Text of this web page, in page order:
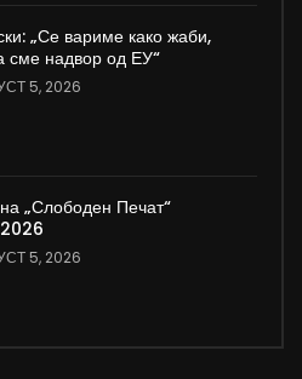
„Се вариме како жаби,
сме надвор од ЕУ“
5, 2026
„Слободен Печат“
5, 2026